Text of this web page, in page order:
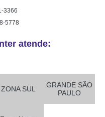
Mazzei
3366
5778
atende:
ZONA SUL
GRANDE SÃO
PAULO